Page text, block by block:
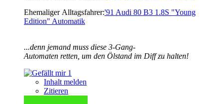
Ehemaliger Alltagsfahrer:'91 Audi 80 B3 1.8S "Young
Edition" Automatik
...denn jemand muss diese 3-Gang-
Automaten retten, um den Ölstand im Diff zu halten!
1
Inhalt melden
Zitieren